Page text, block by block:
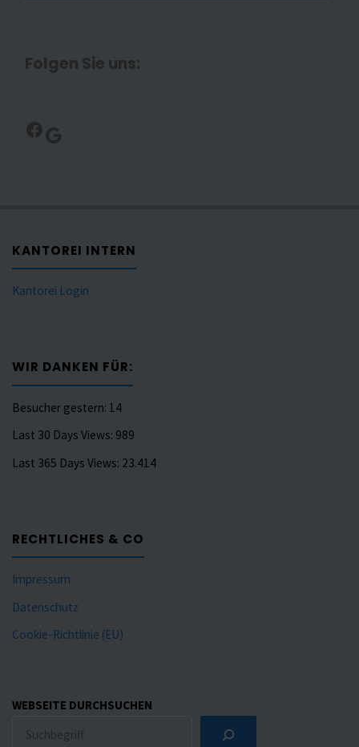
Folgen Sie uns:
Facebook
Google
KANTOREI INTERN
Kantorei Login
WIR DANKEN FÜR:
Besucher gestern: 14
Last 30 Days Views: 989
Last 365 Days Views: 23.414
RECHTLICHES & CO
Impressum
Datenschutz
Cookie-Richtlinie (EU)
WEBSEITE DURCHSUCHEN